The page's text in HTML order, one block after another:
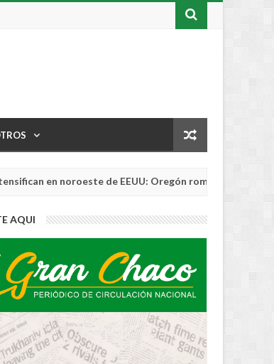
noroeste de EEUU: Oregón rompe récord de área
AQUI